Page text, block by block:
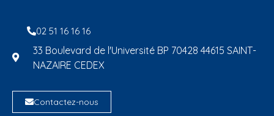
02 51 16 16 16
33 Boulevard de l'Université BP 70428 44615 SAINT-
NAZAIRE CEDEX
Contactez-nous